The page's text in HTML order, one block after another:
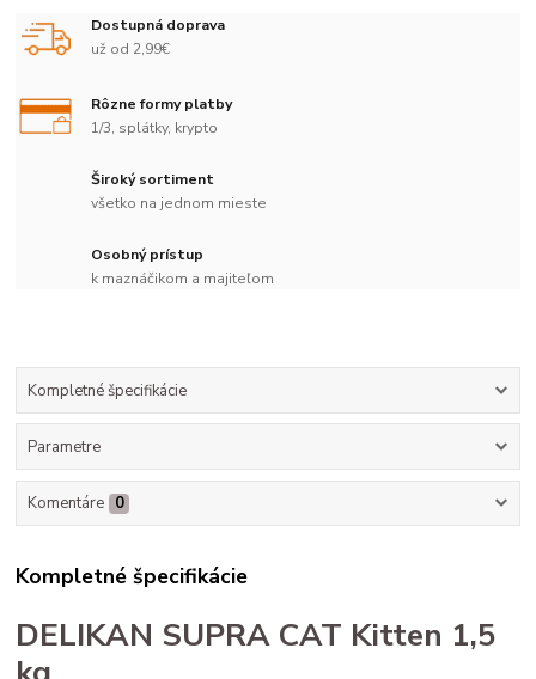
Dostupná doprava
už od 2,99€
Rôzne formy platby
1/3, splátky, krypto
Široký sortiment
všetko na jednom mieste
Osobný prístup
k maznáčikom a majiteľom
Kompletné špecifikácie
Parametre
Komentáre 0
Kompletné špecifikácie
DELIKAN SUPRA CAT Kitten 1,5